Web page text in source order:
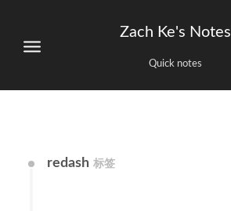
Zach Ke's Notes
Quick notes
redash 标签